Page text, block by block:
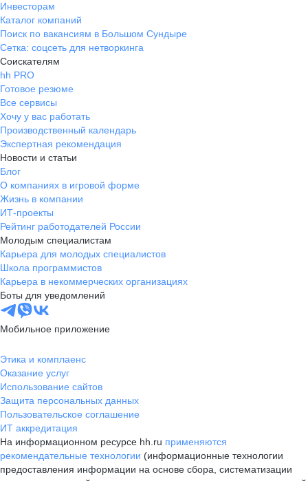
Инвесторам
Каталог компаний
Поиск по вакансиям в Большом Сундыре
Сетка: соцсеть для нетворкинга
Соискателям
hh PRO
Готовое резюме
Все сервисы
Хочу у вас работать
Производственный календарь
Экспертная рекомендация
Новости и статьи
Блог
О компаниях в игровой форме
Жизнь в компании
ИТ-проекты
Рейтинг работодателей России
Молодым специалистам
Карьера для молодых специалистов
Школа программистов
Карьера в некоммерческих организациях
Боты для уведомлений
Мобильное приложение
Этика и комплаенс
Оказание услуг
Использование сайтов
Защита персональных данных
Пользовательское соглашение
ИТ аккредитация
На информационном ресурсе hh.ru применяются
рекомендательные технологии (информационные технологии
предоставления информации на основе сбора, систематизации